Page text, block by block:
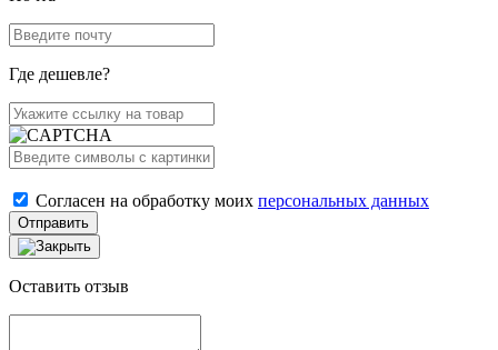
Где дешевле?
Согласен на обработку моих персональных данных
Отправить
Оставить отзыв